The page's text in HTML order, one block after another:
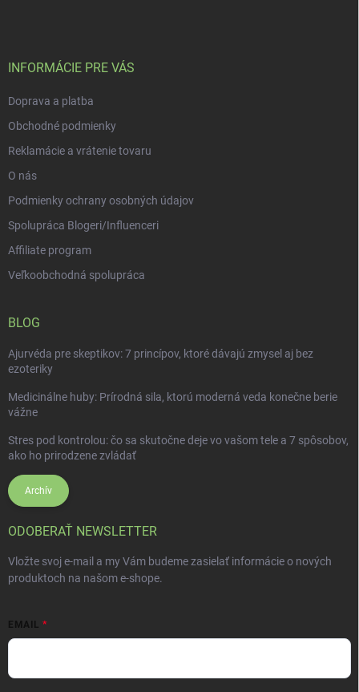
INFORMÁCIE PRE VÁS
Doprava a platba
Obchodné podmienky
Reklamácie a vrátenie tovaru
O nás
Podmienky ochrany osobných údajov
Spolupráca Blogeri/Influenceri
Affiliate program
Veľkoobchodná spolupráca
BLOG
Ajurvéda pre skeptikov: 7 princípov, ktoré dávajú zmysel aj bez
ezoteriky
Medicinálne huby: Prírodná sila, ktorú moderná veda konečne berie
vážne
Stres pod kontrolou: čo sa skutočne deje vo vašom tele a 7 spôsobov,
ako ho prirodzene zvládať
Archív
ODOBERAŤ NEWSLETTER
Vložte svoj e-mail a my Vám budeme zasielať informácie o nových
produktoch na našom e-shope.
EMAIL